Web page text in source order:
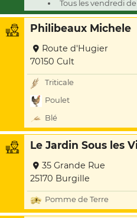
Tous les vendredi
Philibeaux Michele
Route d'Hugier
70150 Cult
Triticale
Poulet
Blé
Le Jardin Sous les
35 Grande Rue
25170 Burgille
Pomme de Terre